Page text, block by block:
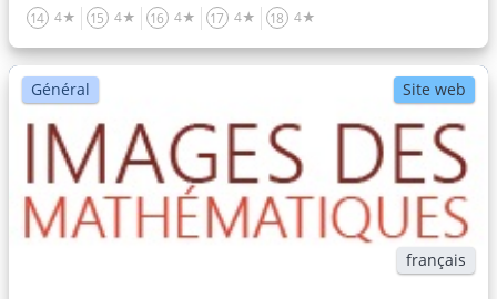
14 4★ 15 4★ 16 4★ 17 4★ 18 4★
Général Site web
français